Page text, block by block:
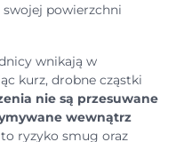
swojej powierzchni
wnikają w
kurz, drobne cząstki
nie są przesuwane
wewnątrz
ryzyko smug oraz